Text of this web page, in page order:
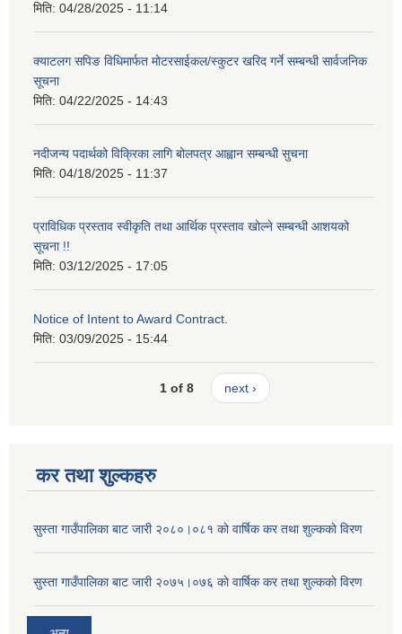
मिति: 04/28/2025 - 11:14
क्याटलग सपिङ विधिमार्फत मोटरसाईकल/स्कुटर खरिद गर्ने सम्बन्धी सार्वजनिक
सूचना
मिति: 04/22/2025 - 14:43
नदीजन्य पदार्थको विक्रिका लागि बोलपत्र आह्वान सम्बन्धी सुचना
मिति: 04/18/2025 - 11:37
प्राविधिक प्रस्ताव स्वीकृति तथा आर्थिक प्रस्ताव खोल्ने सम्बन्धी आशयको
सूचना !!
मिति: 03/12/2025 - 17:05
Notice of Intent to Award Contract.
मिति: 03/09/2025 - 15:44
1 of 8 next ›
कर तथा शुल्कहरु
सुस्ता गाउँपालिका बाट जारी २०८०।०८१ काे वार्षिक कर तथा शुल्ककाे विरण
सुस्ता गाउँपालिका बाट जारी २०७५।०७६ काे वार्षिक कर तथा शुल्ककाे विरण